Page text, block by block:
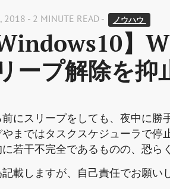
2018 - 2 MINUTE READ - ノウハウ
Windows10】
ープ解除を抑
にスリープをしても、夜中に勝
まではタスクスケジューラで
若干不完全であるものの、恐ら
載しますが、自己責任でお願い